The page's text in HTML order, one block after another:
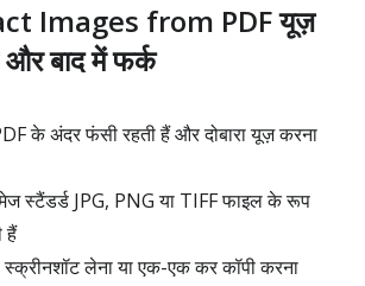
Images from PDF यूज़
बाद में फर्क
के अंदर फंसी रहती हैं और दोबारा यूज़ करना
स्टैंडर्ड JPG, PNG या TIFF फाइल के रूप
हैं
लेना या एक-एक कर कॉपी करना